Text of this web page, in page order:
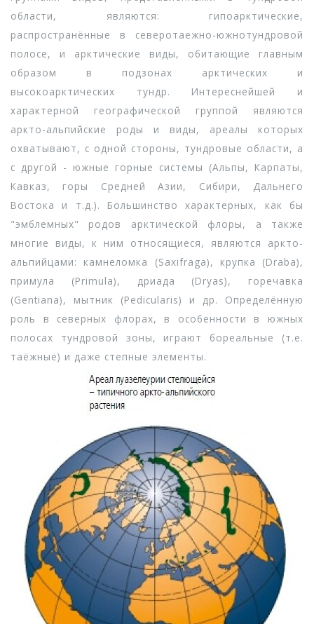
области, являются: гипоарктические,
распространённые в северотаежно-южнотундровой
полосе, и арктические виды, обитающие главным
образом в подзонах арктических и
высокоарктических тундр. Интереснейшей и
характерной географической группой являются
аркто-альпийские роды и виды, ареалы которых
охватывают, с одной стороны, тундровые области, а
с другой - южные горные системы (Альпы, Карпаты,
Кавказ, горы Средней Азии, Сибири, Дальнего
Востока и т.д.). Большинство характерных, как бы
"эмблемных" родов арктической флоры, а также
многие виды, к ним относящиеся, являются аркто-
альпийцами: камнеломка (Saxifraga), крупка (Draba),
примула (Primula), дриада (Dryas), горечавка
(Gentiana), мытник (Pedicularis) и др. Определённую
роль в северных флорах, в особенности в южных
полосах тундровой зоны, играют бореальные (т.е.
таёжные) и даже степные элементы.